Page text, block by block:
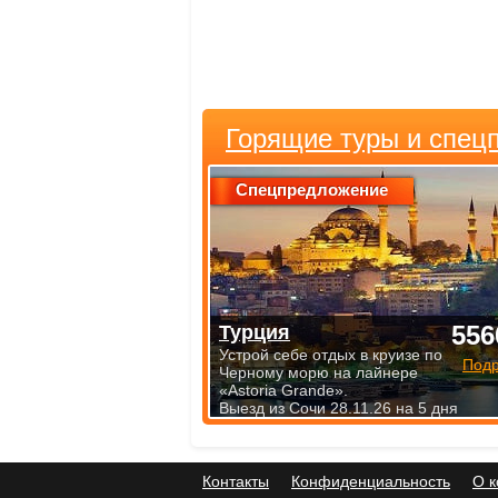
Горящие туры и
Спецпредложение
Турция
Устрой себе отдых в круизе по
Черному морю на лайнере
«Astoria Grande».
Выезд из Сочи 28.11.26 на 5 дня
Контакты Конфиденциальность О